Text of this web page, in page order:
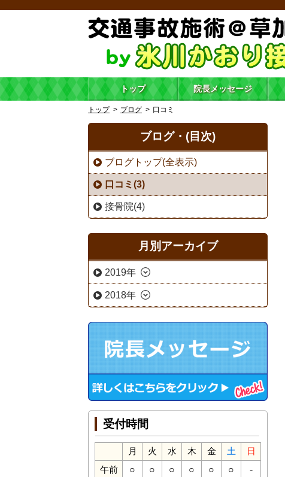
トップ 院長メッセージ
トップ ブログ 口コミ
ブログ・(目次)
ブログトップ(全表示)
口コミ(3)
接骨院(4)
月別アーカイブ
2019年
2018年
受付時間
月 火 水 木 金 土
日
午前
○ ○ ○ ○ ○ ○ -